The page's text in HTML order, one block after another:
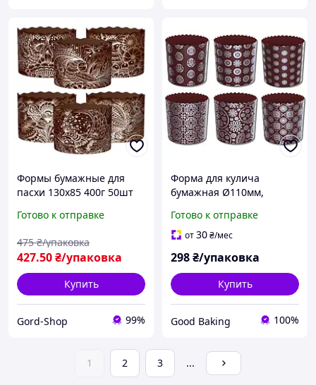
Формы бумажные для
пасхи 130х85 400г 50шт
для пасхальной выпечки
Готово к отправке
427.50₴/упаковка
475 ₴/упаковка
Купить
Gord-Shop 99%
Форма для кулича
бумажная Ø110мм,
микс 6 дизайнов, серебро
/ Бумажные формы для
Готово к отправке
от30₴/мес
298₴/упаковка
Купить
Good Baking 100%
1 2 3 ...